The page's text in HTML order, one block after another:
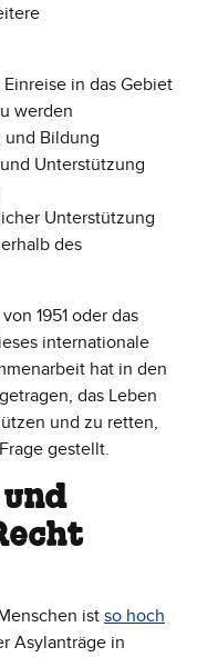
in das Gebiet
werden
und Bildung
Unterstützung
Unterstützung
des
1951 oder das
internationale
hat in den
das Leben
und zu retten,
gestellt.
ist so hoch
Asylanträge in